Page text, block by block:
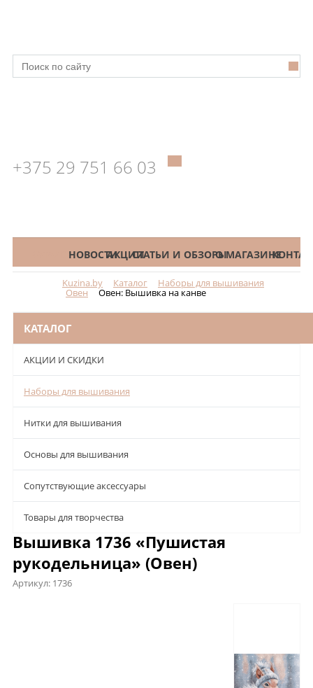
+375 29 751 66 03
КАТАЛОГНОВОСТИАКЦИИСТАТЬИ И ОБЗОРЫО МАГАЗИНЕ
Kuzina.by Каталог Наборы для вышивания
Овен Овен: Вышивка на канве
КАТАЛОГ
АКЦИИ И СКИДКИ
Наборы для вышивания
Нитки для вышивания
Основы для вышивания
Сопутствующие аксессуары
Товары для творчества
Вышивка 1736 «Пушистая
рукодельница» (Овен)
Артикул: 1736